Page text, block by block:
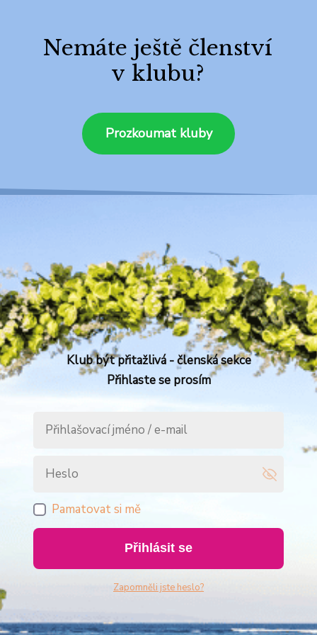
Nemáte ještě členství
v klubu?
Prozkoumat kluby
Klub být přitažlivá - členská sekce
Přihlaste se prosím
Pamatovat si mě
Přihlásit se
Zapomněli jste heslo?